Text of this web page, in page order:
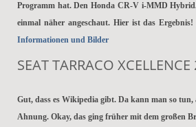
Programm hat. Den Honda CR-V i-MMD
einmal näher angeschaut. Hier ist das
Informationen und Bilder
SEAT TARRACO XCELLENCE
Gut, dass es Wikipedia gibt. Da kann man so tun,
Ahnung. Okay, das ging früher mit dem großen